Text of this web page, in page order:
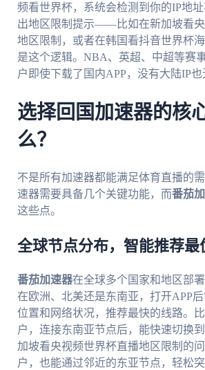
频看世界杯，系统会检测到你的IP地
出地区限制提示——比如在新加坡看
地区限制，或者在韩国看抖音世界杯
是这个逻辑。NBA、英超、中超等赛
户即使下载了国内APP，没有大陆IP也
选择回国加速器的核
么？
不是所有加速器都能满足体育直播的
速器需要具备几个关键功能，而番茄
这些点。
全球节点分布，智能推荐最
番茄加速器在全球多个国家和地区部
在欧洲、北美还是东南亚，打开APP
位置和网络状况，推荐最快的线路。
户，连接东南亚节点后，能快速切换
加坡看央视频世界杯直播地区限制的
户，也能通过邻近的东亚节点，轻松